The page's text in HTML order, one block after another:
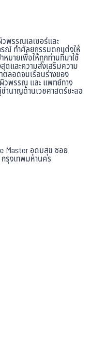
พรรณเลเซอร์และ
ณ์ ทำศัลยกรรมตกแต่งให้
หมายเพื่อให้ทุกท่านที่มาใช้
ดและความส่งเสริมความ
ตลอดจนเรือนร่างของ
วพรรณ และ แพทย์ทาง
นาญด้านเวชศาสตร์ชะลอ
Master อุดมสุข ซอย
รุงเทพมหานคร